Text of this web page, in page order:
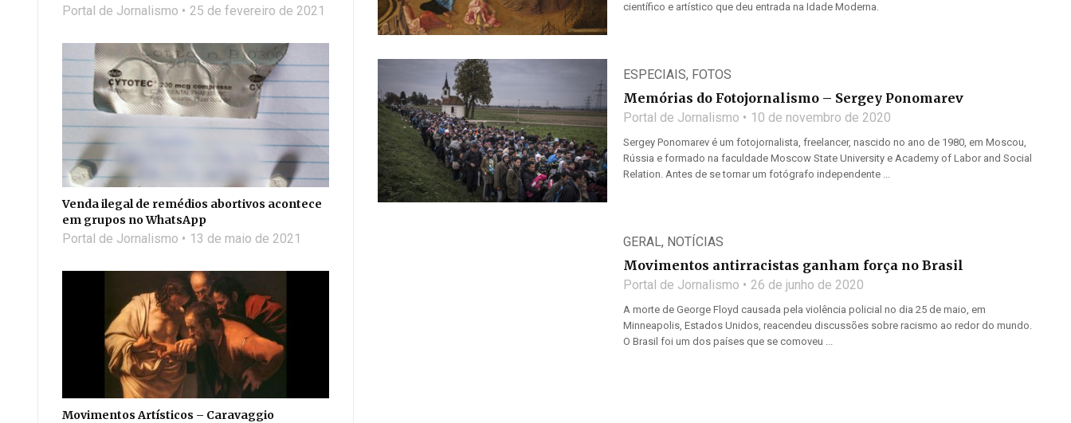
científico e artístico que deu entrada na Idade Moderna.
ESPECIAIS, FOTOS
Memórias do Fotojornalismo – Sergey Ponomarev
Portal de Jornalismo 10 de novembro de 2020
Sergey Ponomarev é um fotojornalista, freelancer, nascido no ano de 1980, em Moscou,
Rússia e formado na faculdade Moscow State University e Academy of Labor and Social
Relation. Antes de se tornar um fotógrafo independente ...
GERAL, NOTÍCIAS
Movimentos antirracistas ganham força no Brasil
Portal de Jornalismo 26 de junho de 2020
A morte de George Floyd causada pela violência policial no dia 25 de maio, em
Minneapolis, Estados Unidos, reacendeu discussões sobre racismo ao redor do mundo.
O Brasil foi um dos países que se comoveu ...
Portal de Jornalismo 25 de fevereiro de 2021
Venda ilegal de remédios abortivos acontece
em grupos no WhatsApp
Portal de Jornalismo 13 de maio de 2021
Movimentos Artísticos – Caravaggio